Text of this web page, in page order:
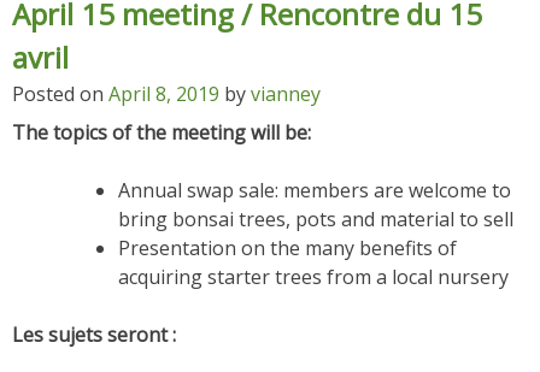
April 15 meeting / Rencontre du 15
avril
Posted on April 8, 2019 byvianney
The topics of the meeting will be:
Annual swap sale: members are welcome to
bring bonsai trees, pots and material to sell
Presentation on the many benefits of
acquiring starter trees from a local nursery
Les sujets seront :